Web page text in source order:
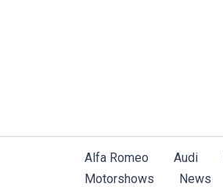
Alfa Romeo Audi
Motorshows
News